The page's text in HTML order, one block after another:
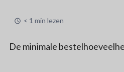
< 1 min lezen
De minimale